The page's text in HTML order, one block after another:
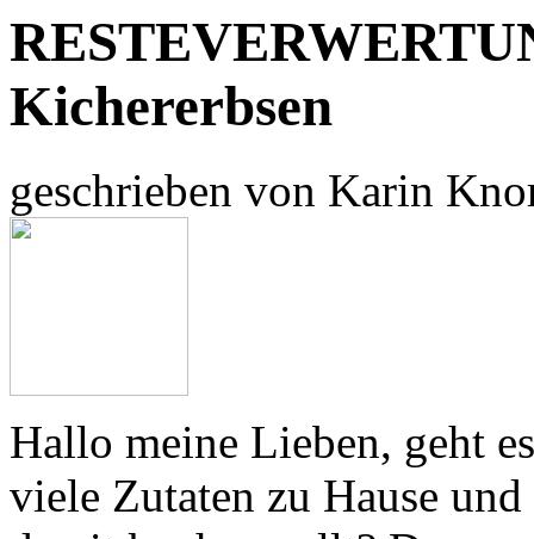
Kichererbsen
geschrieben von Karin
Hallo meine Lieben, geht
viele Zutaten zu Hause